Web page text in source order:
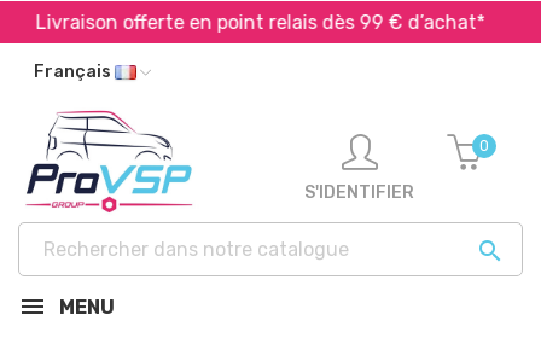
Livraison offerte en point relais dès 99 € d’achat*
Français

S'IDENTIFIER
0
MENU